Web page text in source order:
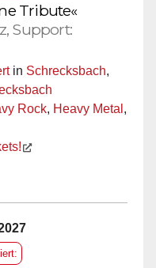
Tribute«
Support:
in Schrecksbach,
Rock, Heavy Metal ,